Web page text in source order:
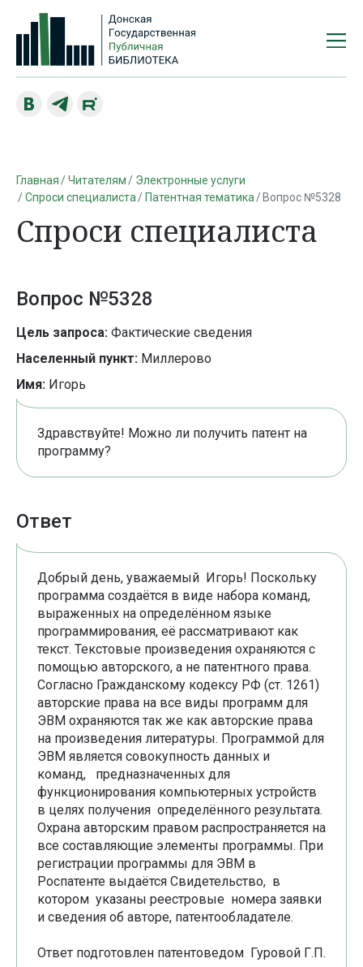
Главная Читателям
Электронные услуги
Спроси специалиста
Патентная тематика Вопрос №5328
Спроси специалиста
Вопрос №5328
Цель запроса: Фактические сведения
Населенный пункт: Миллерово
Имя: Игорь
Здравствуйте! Можно ли получить патент на
программу?
Ответ
Добрый день, уважаемый Игорь! Поскольку
программа создаётся в виде набора команд,
выраженных на определённом языке
программирования, её рассматривают как
текст. Текстовые произведения охраняются с
помощью авторского, а не патентного права.
Согласно Гражданскому кодексу РФ (ст. 1261)
авторские права на все виды программ для
ЭВМ охраняются так же как авторские права
на произведения литературы. Программой для
ЭВМ является совокупность данных и
команд, предназначенных для
функционирования компьютерных устройств
в целях получения определённого результата.
Охрана авторским правом распространяется на
все составляющие элементы программы. При
регистрации программы для ЭВМ в
Роспатенте выдаётся Свидетельство, в
котором указаны реестровые номера заявки
и сведения об авторе, патентообладателе.
Ответ подготовлен патентоведом Гуровой Г.П.